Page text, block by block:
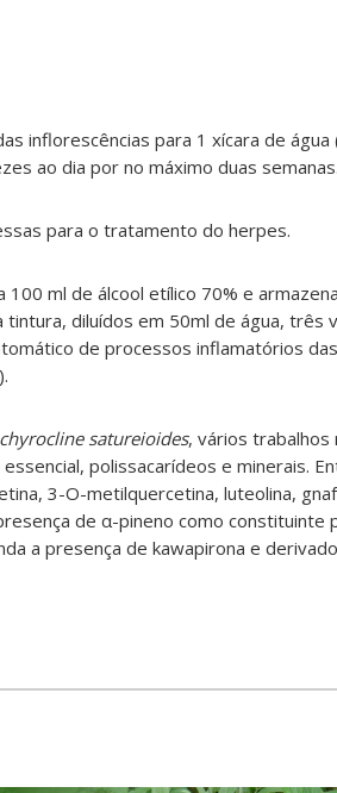
inflorescências para 1 xícara de água
ao dia por no máximo duas semanas.
para o tratamento do herpes.
ml de álcool etílico 70% e
diluídos em 50ml de água, três
de processos inflamatórios
satureioides, vários trabalhos
polissacarídeos e minerais.
3-O-metilquercetina, luteolina,
de α-pineno como constituinte
a presença de kawapirona e